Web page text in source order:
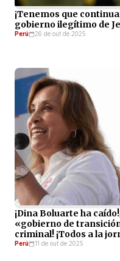
¡Tenemos que
gobierno ilegítimo de
Perú 26 de out de 2025
¡Dina Boluarte ha
«gobierno de
criminal! ¡Todos a la
Perú 11 de out de 2025